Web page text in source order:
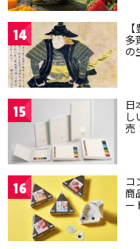
14 多
の
15 日
し
売
16 コ
商
ー